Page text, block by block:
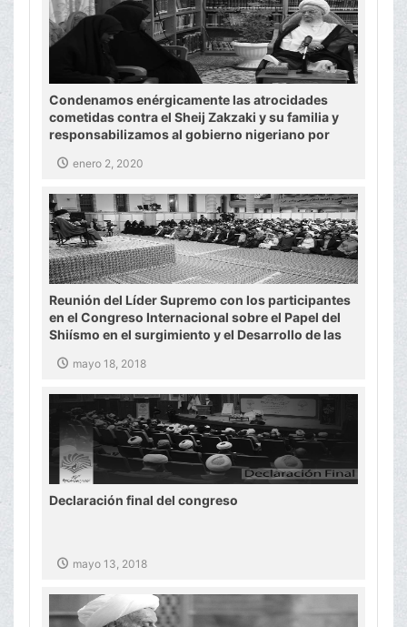
Condenamos enérgicamente las atrocidades
cometidas contra el Sheij Zakzaki y su familia y
responsabilizamos al gobierno nigeriano por
enero 2, 2020
Reunión del Líder Supremo con los participantes
en el Congreso Internacional sobre el Papel del
Shiísmo en el surgimiento y el Desarrollo de las
mayo 18, 2018
Declaración final del congreso
mayo 13, 2018